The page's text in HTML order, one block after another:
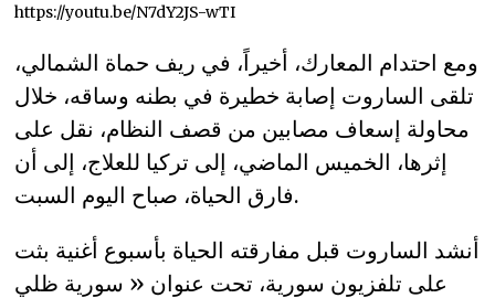
https://youtu.be/N7dY2JS-wTI
ومع احتدام المعارك، أخيراً، في ريف حماة الشمالي،
تلقى الساروت إصابة خطيرة في بطنه وساقه، خلال
محاولة إسعاف مصابين من قصف النظام، نقل على
إثرها، الخميس الماضي، إلى تركيا للعلاج، إلى أن
فارق الحياة، صباح اليوم السبت.
أنشد الساروت قبل مفارقته الحياة بأسبوع أغنية بثت
على تلفزيون سورية، تحت عنوان « سورية ظلي